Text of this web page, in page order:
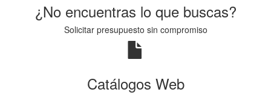
¿No encuentras lo que buscas?
Solicitar presupuesto sin compromiso
Catálogos Web